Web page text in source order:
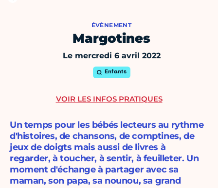
ÉVÈNEMENT
Margotines
Le mercredi 6 avril 2022
Enfants
Un temps pour les bébés lecteurs au rythme
d'histoires, de chansons, de comptines, de
jeux de doigts mais aussi de livres à
regarder, à toucher, à sentir, à feuilleter. Un
moment d'échange à partager avec sa
maman, son papa, sa nounou, sa grand
VOIR LES INFOS PRATIQUES